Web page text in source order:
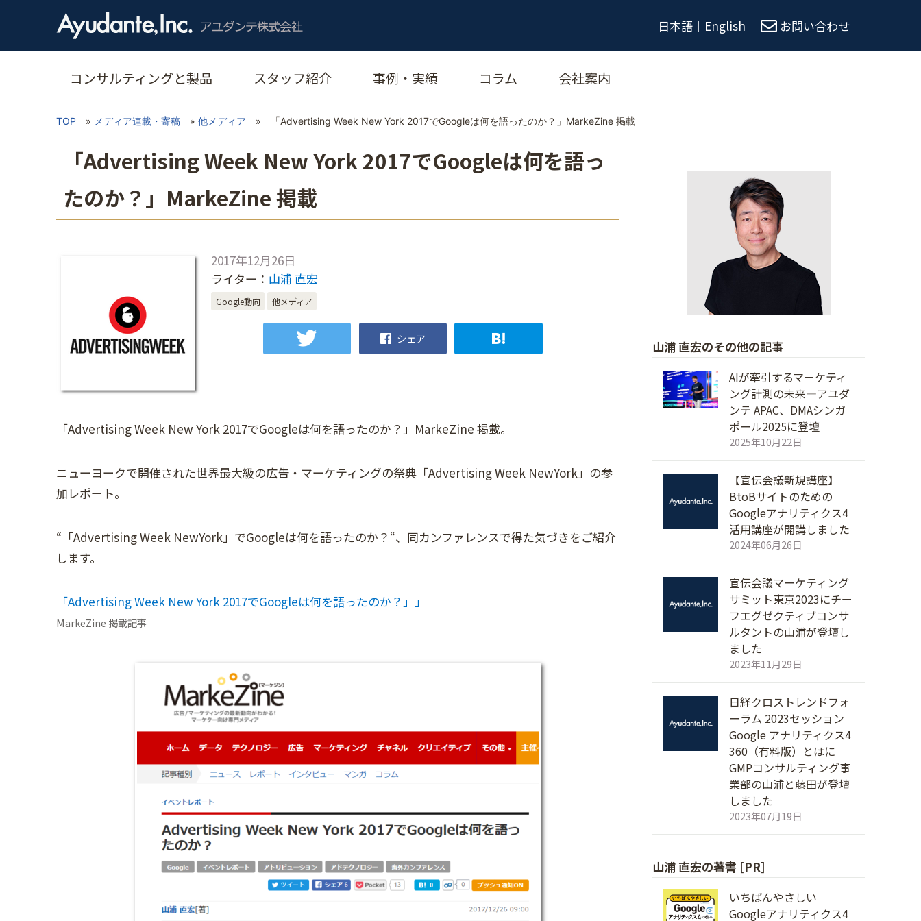
日本語 ｜ English お問い合わせ
コンサルティングと製品 スタッフ紹介 事例・実績 コラム 会社案内
TOP » メディア連載・寄稿 » 他メディア » 「Advertising Week New York 2017でGoogleは何を語ったのか？」MarkeZine 掲載
「Advertising Week New York 2017でGoogleは何を語っ
たのか？」MarkeZine 掲載
2017年12月26日
ライター： 山浦 直宏
Google動向 他メディア
シェア
「Advertising Week New York 2017でGoogleは何を語ったのか？」MarkeZine 掲載。
ニューヨークで開催された世界最大級の広告・マーケティングの祭典「Advertising Week NewYork」の参
加レポート。
“「Advertising Week NewYork」でGoogleは何を語ったのか？“、同カンファレンスで得た気づきをご紹介
します。
「Advertising Week New York 2017でGoogleは何を語ったのか？」」
MarkeZine 掲載記事
山浦 直宏のその他の記事
AIが牽引するマーケティ
ング計測の未来―アユダ
ンテ APAC、DMAシンガ
ポール2025に登壇
2025年10月22日
【宣伝会議新規講座】
BtoBサイトのための
Googleアナリティクス4
活用講座が開講しました
2024年06月26日
宣伝会議マーケティング
サミット東京2023にチー
フエグゼクティブコンサ
ルタントの山浦が登壇し
ました
2023年11月29日
日経クロストレンドフォ
ーラム 2023セッション
Google アナリティクス4
360（有料版）とはに
GMPコンサルティング事
業部の山浦と藤田が登壇
しました
2023年07月19日
山浦 直宏の著書 [PR]
いちばんやさしい
Googleアナリティクス4